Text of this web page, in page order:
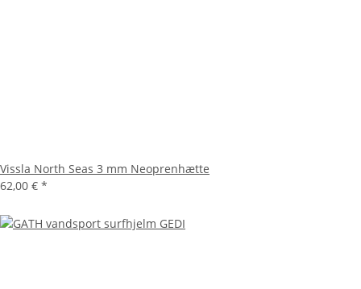
Vissla North Seas 3 mm Neoprenhætte
62,00 € *